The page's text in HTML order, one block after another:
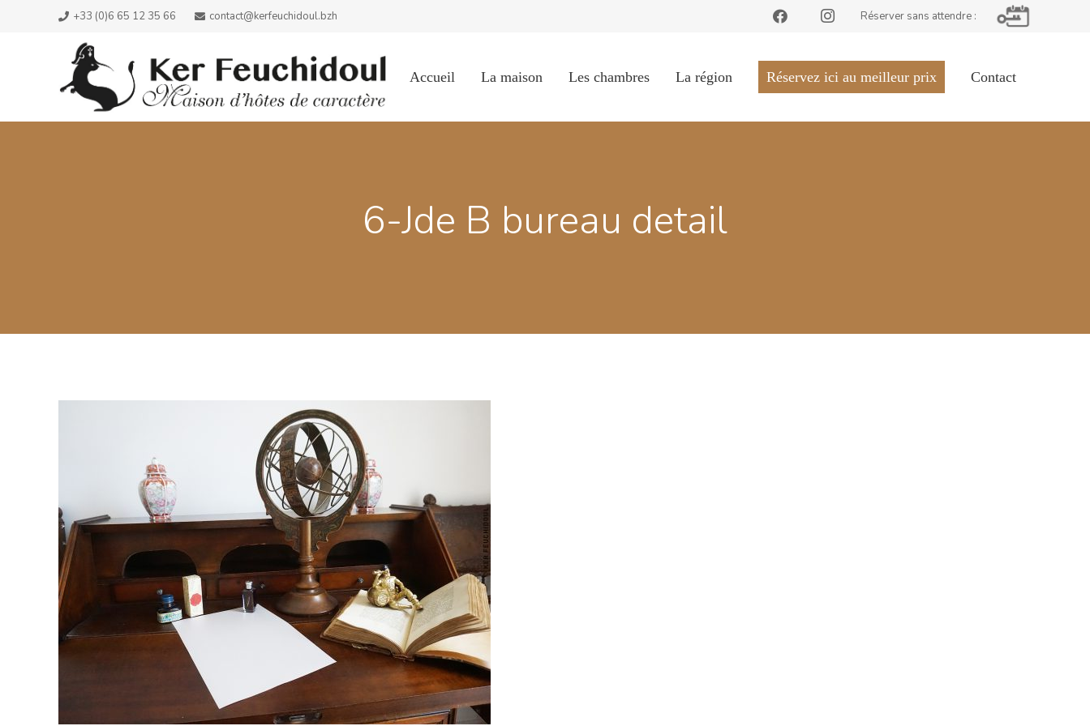
+33 (0)6 65 12 35 66 contact@kerfeuchidoul.bzh Réserver sans attendre :
Accueil La maison Les chambres La région Réservez ici au meilleur prix Contact
6-Jde B bureau detail